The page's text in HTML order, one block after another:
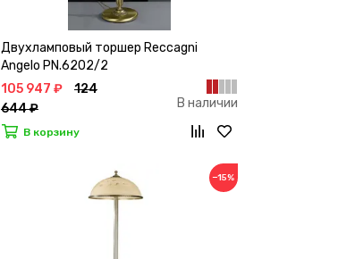
Двухламповый торшер Reccagni
Angelo PN.6202/2
105 947 ₽
124
644 ₽
В наличии
В корзину
−15%